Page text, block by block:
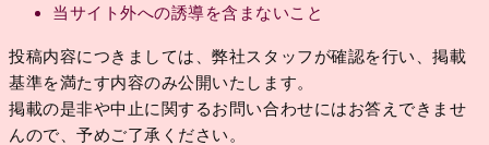
当サイト外への誘導を含まないこと
投稿内容につきましては、弊社スタッフが確認を行い、掲載
基準を満たす内容のみ公開いたします。
掲載の是非や中止に関するお問い合わせにはお答えできませ
んので、予めご了承ください。